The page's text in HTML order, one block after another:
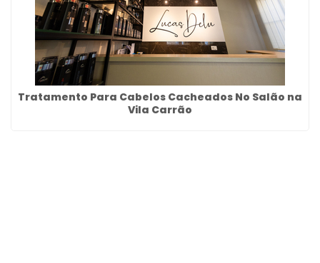
Tratamento Para Cabelos Cacheados No Salão na
Vila Carrão